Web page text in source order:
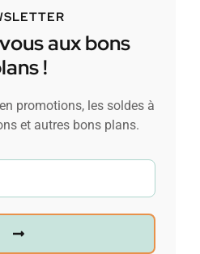
aux bons
!
promotions, les soldes à
et autres bons plans.